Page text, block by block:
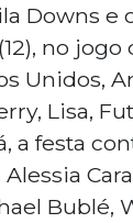
Downs e
no jogo
Unidos,
Lisa,
a festa
Bublé,